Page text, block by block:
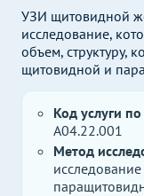
УЗИ щитовидной
исследование,
объем, структуру,
щитовидной и
Код услуги
A04.22.001
Метод